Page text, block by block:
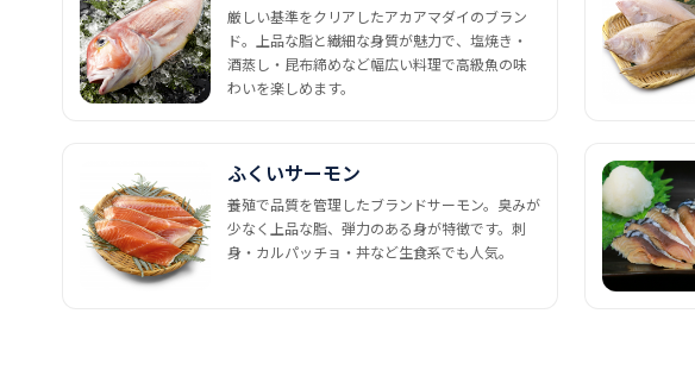
厳しい基準をクリアしたアカアマダイのブラン
ド。上品な脂と繊細な身質が魅力で、塩焼き・
酒蒸し・昆布締めなど幅広い料理で高級魚の味
わいを楽しめます。
ふくいサーモン
養殖で品質を管理したブランドサーモン。臭みが
少なく上品な脂、弾力のある身が特徴です。刺
身・カルパッチョ・丼など生食系でも人気。